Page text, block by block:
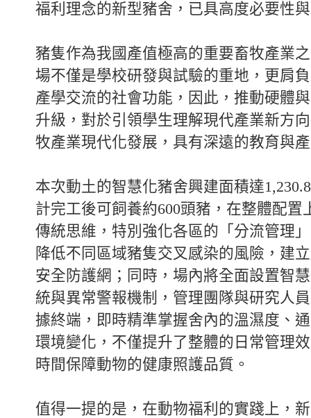
福利理念的新型豬舍，已具高度必要性
豬隻作為我國產值極高的重要畜牧產業
場不僅是學校研發與試驗的重地，更肩
產學交流的社會功能，因此，推動硬體
升級，對於引領學生理解現代產業新方
牧產業現代化發展，具有深遠的教育與
本次動土的智慧化豬舍興建面積達
計完工後可飼養約600頭豬，在整體配置
傳統思維，特別強化各區的「分流管理
降低不同區域豬隻交叉感染的風險，建
安全防護網；同時，場內將全面設置智
統與異常警報機制，管理團隊與研究人
據終端，即時精準掌握舍內的溫濕度、
環境變化，不僅提升了整體的日常管理
時間保障動物的健康照護品質。
值得一提的是，在動物福利的實踐上，